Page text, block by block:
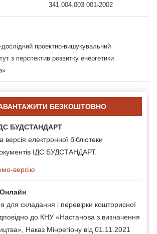
341.004.003.001-2002
проектно-вишукувальний
з перспектив розвитку енергетики
БЕЗКОШТОВНО
БУДСТАНДАРТ
електронної бібліотеки
ІДС БУДСТАНДАРТ.
версію
для складання і перевірки кошторисної
до КНУ «Настанова з визначення
Наказ Мінрегіону від 01.11.2021